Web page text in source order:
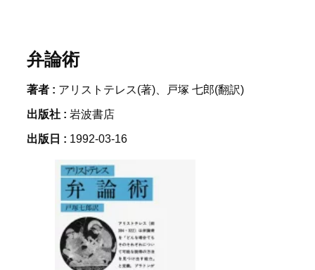
弁論術
著者 : アリストテレス(著)、戸塚 七郎(翻訳)
出版社 : 岩波書店
出版日 : 1992-03-16